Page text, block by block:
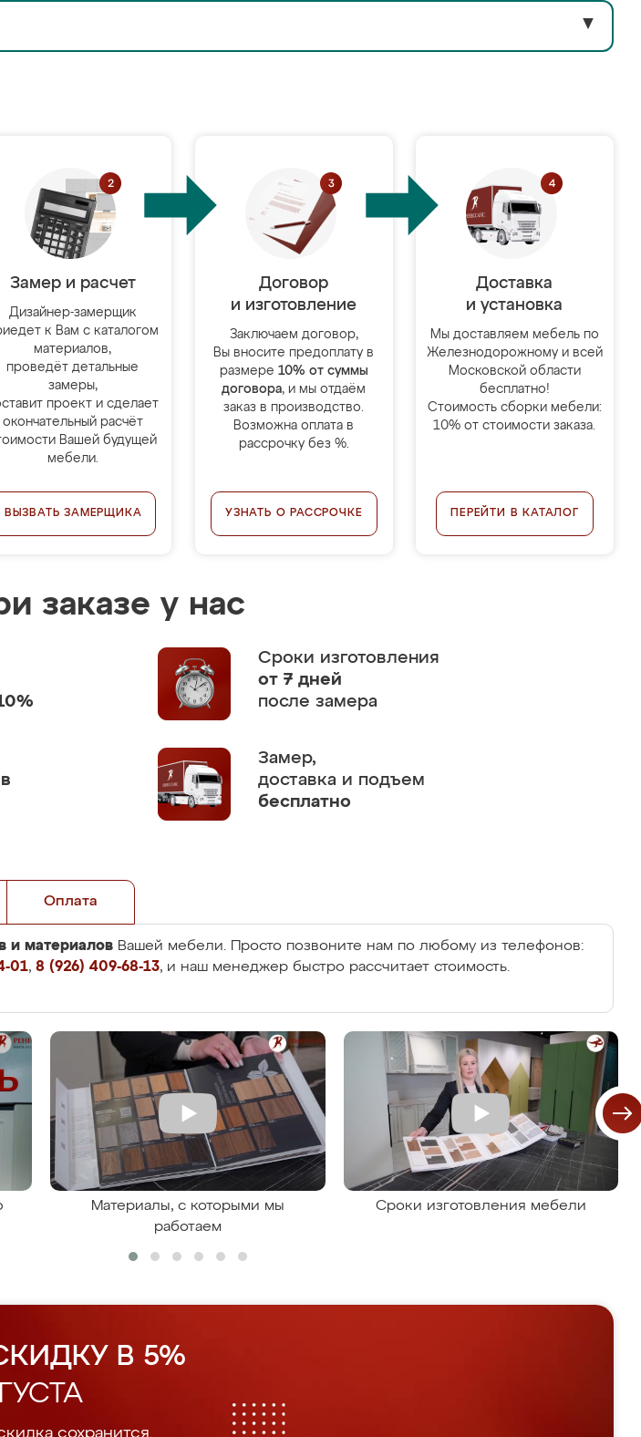
▼
Замер и расчет
Дизайнер-замерщик
к Вам с каталогом
материалов,
проведёт детальные
замеры,
проект и сделает
окончательный расчёт
Вашей будущей
мебели.
ВЫЗВАТЬ ЗАМЕРЩИКА
Договор
и изготовление
Заключаем договор,
Вы вносите предоплату в
размере 10% от суммы
договора, и мы отдаём
заказ в производство.
Возможна оплата в
рассрочку без %.
УЗНАТЬ О РАССРОЧКЕ
Доставка
и установка
Мы доставляем мебель по
Железнодорожному и всей
Московской области
бесплатно!
Стоимость сборки мебели:
10% от стоимости заказа.
ПЕРЕЙТИ В КАТАЛОГ
заказе у нас
Сроки изготовления
от 7 дней
после замера
Замер,
доставка и подъем
бесплатно
Оплата
и материалов Вашей мебели. Просто позвоните нам по любому из телефонов:
01, 8 (926) 409-68-13, и наш менеджер быстро рассчитает стоимость.
Материалы, с которыми мы
работаем
Сроки изготовления мебели
В 5%
сохранится.